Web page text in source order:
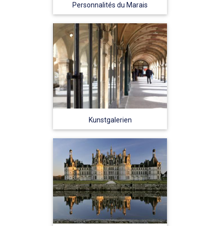
Personnalités du Marais
Kunstgalerien